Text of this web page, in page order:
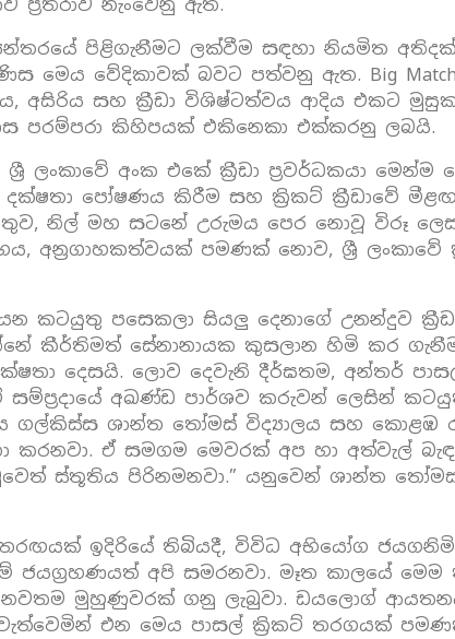
ප්‍රතිරාව නැංවෙනු ඇත.
පිළිගැනීමට ලක්වීම සඳහා නියමිත
මෙය වේදිකාවක් බවට පත්වනු ඇත. Big
අසිරිය සහ ක්‍රීඩා විශිෂ්ටත්වය ආදිය එකට
පරම්පරා කිහිපයක් එකිනෙකා එක්කරනු ලබයි.
ලංකාවේ අංක එකේ ක්‍රීඩා ප්‍රවර්ධකයා මෙන්ම
දක්ෂතා පෝෂණය කිරීම සහ ක්‍රිකට් ක්‍රීඩාවේ
නිල් මහ සටනේ උ‍රුමය පෙර නොවූ විරූ
අන්‍රගාහකත්වයක් පමණක් නොව, ශ්‍රී
කටයුතු පසෙකලා සියලු දෙනාගේ උනන්දුව
කීර්තිමත් සේනානායක කුසලාන හිමි කර
දෙසයි. ලොව දෙවැනි දීර්ඝතම, අන්තර්
සම්ප්‍රදායේ අඛණ්ඩ පාර්ශව කරුවන් ලෙසින්
ගල්කිස්ස ශාන්ත තෝමස් විද්‍යාලය සහ කොළඹ
කරනවා. ඒ සමගම මෙවරක් අප හා අත්වැල්
ස්තූතිය පිරිනමනවා.” යනුවෙන් ශාන්ත
ඉදිරියේ තිබියදී, විවිධ අභියෝග
ජයග්‍රහණයත් අපි සමරනවා. මෑත කාලයේ
නවතම මුහුණුවරක් ගනු ලැබුවා. ඩයලොග්
එන මෙය පාසල් ක්‍රිකට් තරගයක්